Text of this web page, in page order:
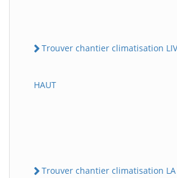
Trouver chantier climatisation
HAUT
Trouver chantier climatisation LA